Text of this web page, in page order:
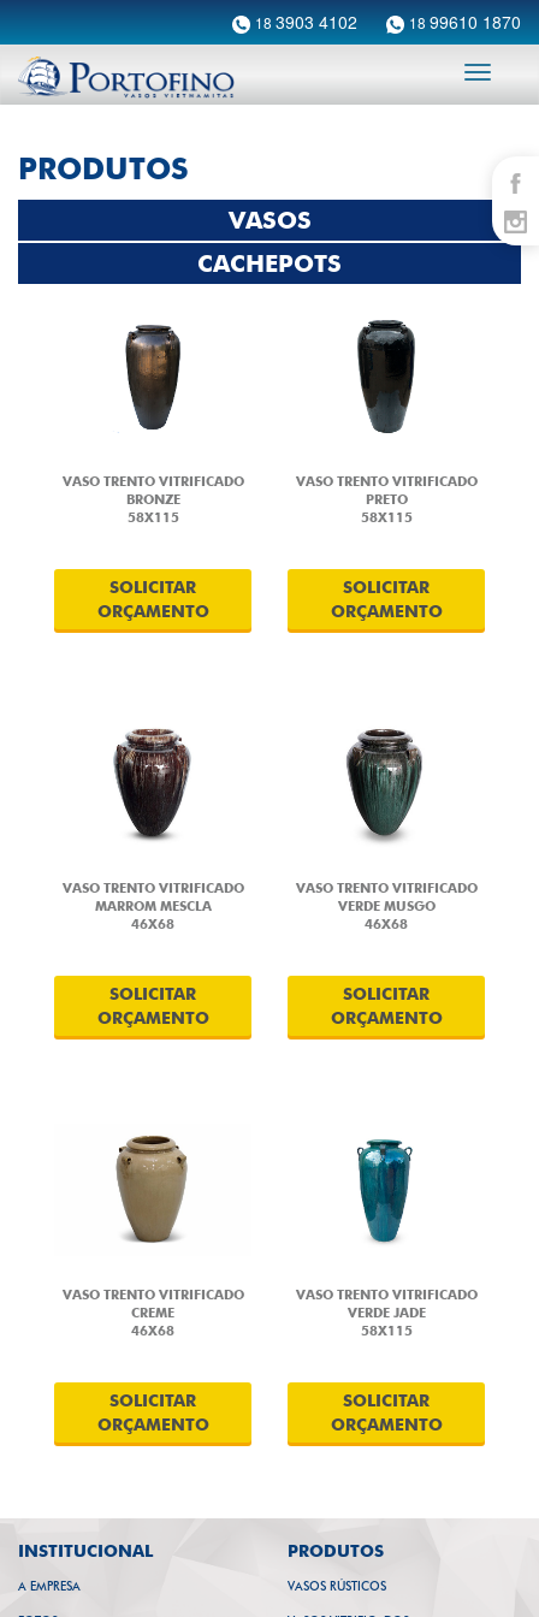
18 3903 4102 18 99610 1870
PRODUTOS
VASOS
CACHEPOTS
VASO TRENTO VITRIFICADO
BRONZE
58X115
SOLICITAR
ORÇAMENTO
VASO TRENTO VITRIFICADO
PRETO
58X115
SOLICITAR
ORÇAMENTO
VASO TRENTO VITRIFICADO
MARROM MESCLA
46X68
SOLICITAR
ORÇAMENTO
VASO TRENTO VITRIFICADO
VERDE MUSGO
46X68
SOLICITAR
ORÇAMENTO
VASO TRENTO VITRIFICADO
CREME
46X68
SOLICITAR
ORÇAMENTO
VASO TRENTO VITRIFICADO
VERDE JADE
58X115
SOLICITAR
ORÇAMENTO
INSTITUCIONAL
A EMPRESA
PRODUTOS
VASOS RÚSTICOS